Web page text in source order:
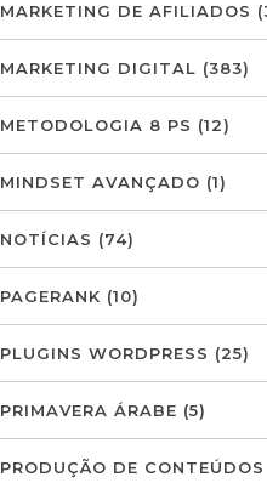
MARKETING DE AFILIADOS
MARKETING DIGITAL (383)
METODOLOGIA 8 PS (12)
MINDSET AVANÇADO (1)
NOTÍCIAS (74)
PAGERANK (10)
PLUGINS WORDPRESS (25)
PRIMAVERA ÁRABE (5)
PRODUÇÃO DE